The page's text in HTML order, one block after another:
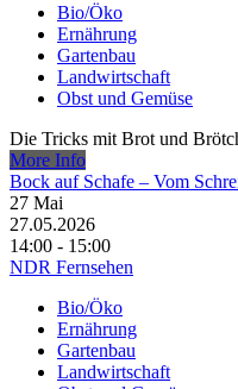
Bio/Öko
Ernährung
Gartenbau
Landwirtschaft
Obst und Gemüse
Die Tricks mit Brot und
More Info
Bock auf Schafe – Vom
27 Mai
27.05.2026
14:00 - 15:00
NDR Fernsehen
Bio/Öko
Ernährung
Gartenbau
Landwirtschaft